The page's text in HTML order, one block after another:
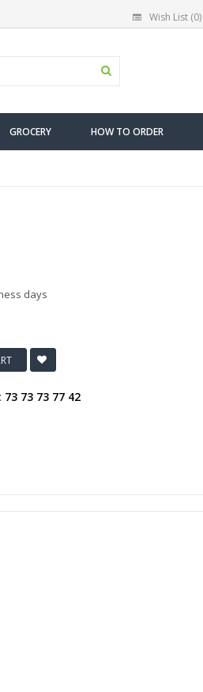
Wish List (0)
GROCERY HOW TO ORDER
days
73 73 73 77 42